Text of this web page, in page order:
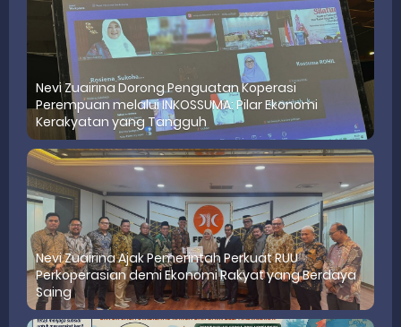
Nevi Zuairina Dorong Penguatan Koperasi
Perempuan melalui INKOSSUMA: Pilar Ekonomi
Kerakyatan yang Tangguh
Nevi Zuairina Ajak Pemerintah Perkuat RUU
Perkoperasian demi Ekonomi Rakyat yang Berdaya
Saing